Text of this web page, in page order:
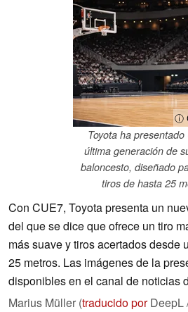
ⓘ
Toyota ha presentado
última generación de
baloncesto, diseñado
tiros de hasta 25
Con CUE7, Toyota presenta un
del que se dice que ofrece un tiro
más suave y tiros acertados desde
25 metros. Las imágenes de la
disponibles en el canal de noticias
Marius Müller (traducido porDeepL